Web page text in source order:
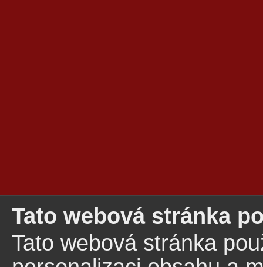
Tato webová stránka
Tato webová stránka